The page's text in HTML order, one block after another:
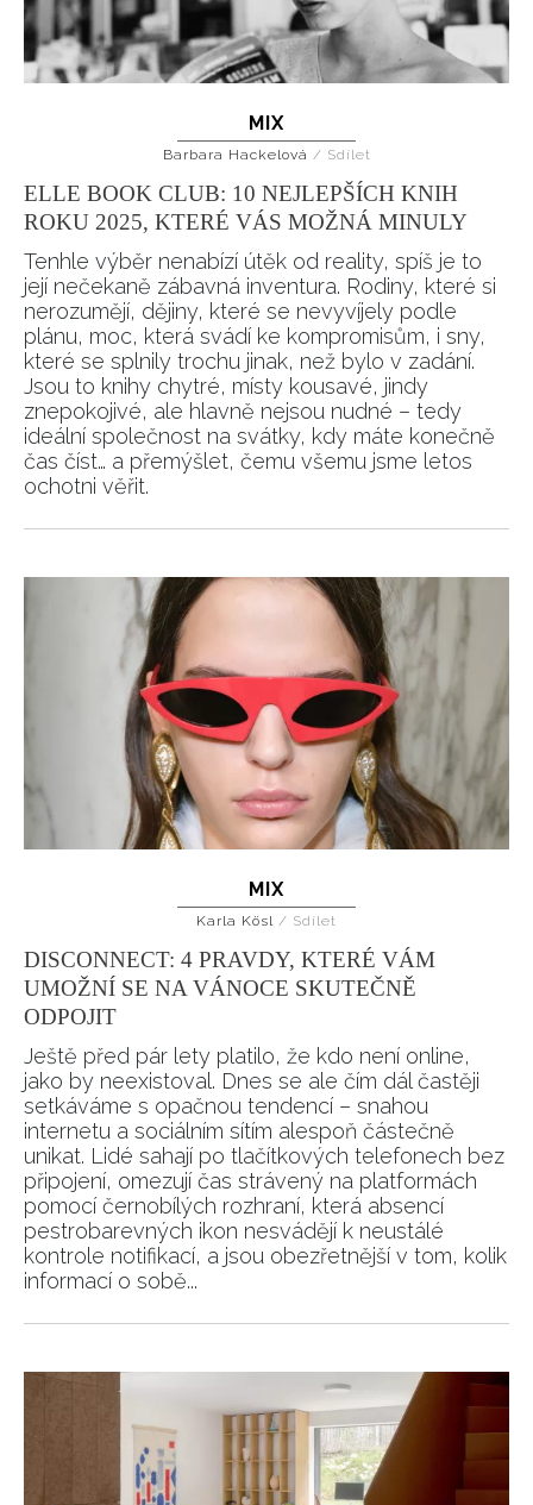
Přihlášením k newsletteru souhlasíte s
Obchodními
podmínkami společnosti BurdaMedia Extra s.r.o.
potvrzujete, že jste se seznámili seZásadami
- BurdaMedia Extra s.r.o. bude s
Vašimi údaji pracovat zejména k organizaci a
Chcete navíc dostávat i další zajímavé a exkluzivní
zpracováním údajů k tomuto účelu podleZásad ochrany
soukromí BurdaMedia Extra s.r.o., zaškrtněte toto pole.
MIX
Barbara Hackelová / Sdílet
ELLE BOOK CLUB: 10 NEJLEPŠÍCH KNIH
ROKU 2025, KTERÉ VÁS MOŽNÁ MINULY
Tenhle výběr nenabízí útěk od reality, spíš je to
její nečekaně zábavná inventura. Rodiny, které si
nerozumějí, dějiny, které se nevyvíjely podle
plánu, moc, která svádí ke kompromisům, i sny,
které se splnily trochu jinak, než bylo v zadání.
Jsou to knihy chytré, místy kousavé, jindy
znepokojivé, ale hlavně nejsou nudné – tedy
ideální společnost na svátky, kdy máte konečně
čas číst… a přemýšlet, čemu všemu jsme letos
ochotni věřit.
MIX
Karla Kösl / Sdílet
DISCONNECT: 4 PRAVDY, KTERÉ VÁM
UMOŽNÍ SE NA VÁNOCE SKUTEČNĚ
ODPOJIT
Ještě před pár lety platilo, že kdo není online,
jako by neexistoval. Dnes se ale čím dál častěji
setkáváme s opačnou tendencí – snahou
internetu a sociálním sítím alespoň částečně
unikat. Lidé sahají po tlačítkových telefonech bez
připojení, omezují čas strávený na platformách
pomocí černobílých rozhraní, která absencí
pestrobarevných ikon nesvádějí k neustálé
kontrole notifikací, a jsou obezřetnější v tom, kolik
informací o sobě...